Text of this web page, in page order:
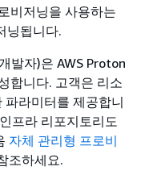
비저닝을 사용하는
닝됩니다.
발자)은 AWS Proton
합니다. 고객은 리소
라미터를 제공합니
프라 리포지토리도
자체 관리형 프로비
조하세요.